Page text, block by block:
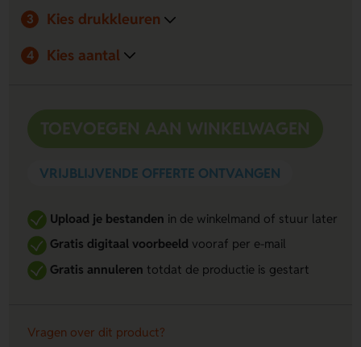
3
Kies drukkleuren
4 Kies aantal
TOEVOEGEN AAN WINKELWAGEN
VRIJBLIJVENDE OFFERTE ONTVANGEN
Upload je bestanden in de winkelmand of stuur later
Gratis digitaal voorbeeld vooraf per e-mail
Gratis annuleren totdat de productie is gestart
Vragen over dit product?